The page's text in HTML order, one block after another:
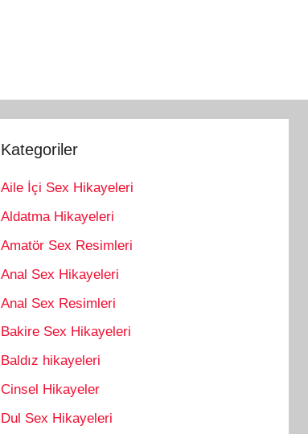
Kategoriler
Aile İçi Sex Hikayeleri
Aldatma Hikayeleri
Amatör Sex Resimleri
Anal Sex Hikayeleri
Anal Sex Resimleri
Bakire Sex Hikayeleri
Baldız hikayeleri
Cinsel Hikayeler
Dul Sex Hikayeleri